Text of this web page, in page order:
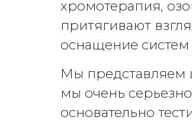
хромотерапия,
притягивают
оснащение
Мы представляем
мы очень
основательно